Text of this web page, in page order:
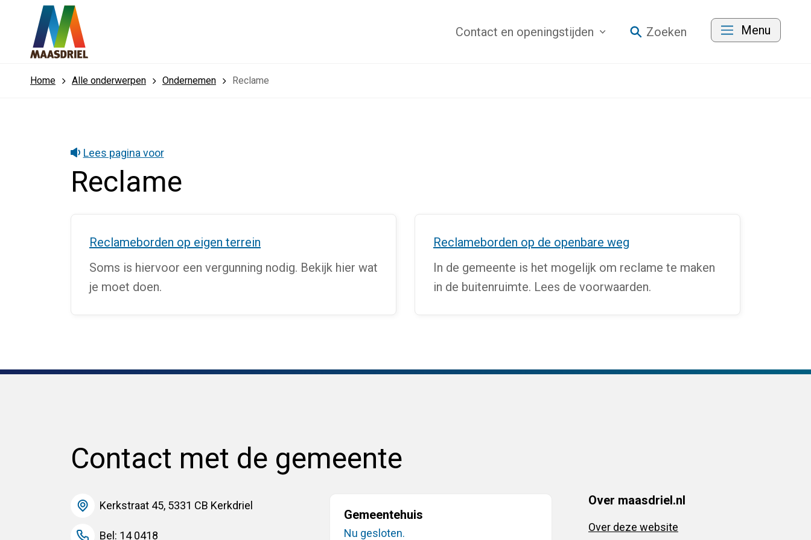
Contact en openingstijden Zoeken Menu
Home Alle onderwerpen Ondernemen Reclame
Lees pagina voor
Reclame
Reclameborden op eigen terrein
Soms is hiervoor een vergunning nodig. Bekijk hier wat
je moet doen.
Reclameborden op de openbare weg
In de gemeente is het mogelijk om reclame te maken
in de buitenruimte. Lees de voorwaarden.
Contact met de gemeente
Kerkstraat 45, 5331 CB Kerkdriel
Bel: 14 0418
Gemeentehuis
Nu gesloten.
Over maasdriel.nl
Over deze website